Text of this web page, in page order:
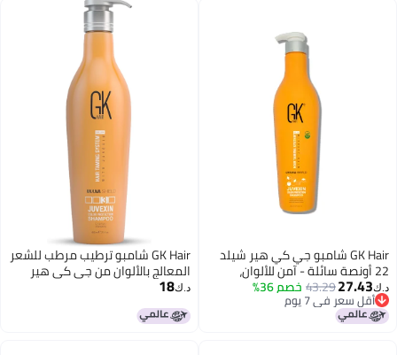
GK Hair شامبو جي كي هير شيلد
أونصة سائلة - آمن للألوان،
من الأشعة فوق البنفسجية،
وأركان، خالي من الكبريتات
يصلح التلف، يعزز اللمعان،
43.29خصم 36%
سعر في 7 يوم
سعر في 7 يوم
GK Hair شامبو ترطيب مرطب للشعر
المعالج بالألوان من جي كي هير
يساعد في الحفاظ على التغذية بعد
علاج فروة الرأس بالكيراتين للشعر
المجعد الجاف خالي من البارابين
18